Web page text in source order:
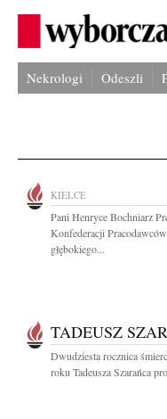
Nekrologi Odeszli
KIELCE
Pani Henryce Bochniarz
Konfederacji
głębokiego...
TADEUSZ
Dwudziesta rocznica
roku Tadeusza Szarańca